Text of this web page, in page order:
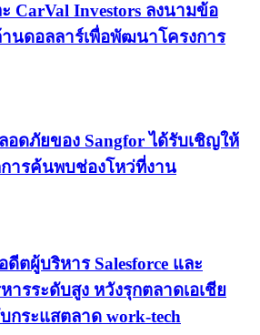
CarVal Investors ลงนามข้อ
านดอลลาร์เพื่อพัฒนาโครงการ
ดภัยของ Sangfor ได้รับเชิญให้
ารค้นพบช่องโหว่ที่งาน
ตผู้บริหาร Salesforce และ
รระดับสูง หวังรุกตลาดเอเชีย
กระแสตลาด work-tech